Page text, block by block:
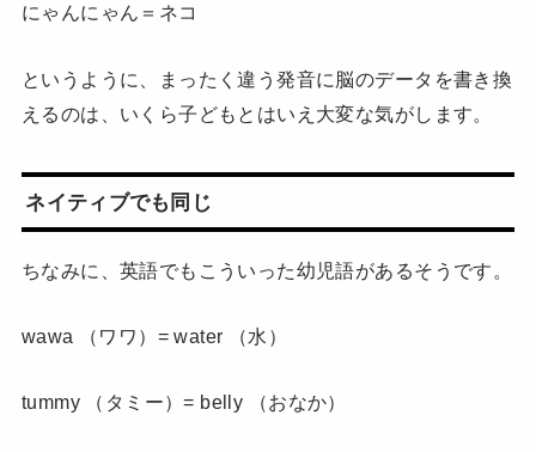
にゃんにゃん＝ネコ
というように、まったく違う発音に脳のデータを書き換
えるのは、いくら子どもとはいえ大変な気がします。
ネイティブでも同じ
ちなみに、英語でもこういった幼児語があるそうです。
wawa （ワワ）= water （水）
tummy （タミー）= belly （おなか）